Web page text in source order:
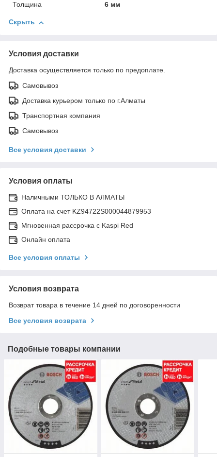
Толщина
6 мм
Скрыть
Условия доставки
Доставка осуществляется только по предоплате.
Самовывоз
Доставка курьером только по г.Алматы
Транспортная компания
Самовывоз
Все условия доставки
Условия оплаты
Наличными ТОЛЬКО В АЛМАТЫ
Оплата на счет KZ94722S000044879953
Мгновенная рассрочка с Kaspi Red
Онлайн оплата
Все условия оплаты
Условия возврата
Возврат товара в течение 14 дней по договоренности
Все условия возврата
Подобные товары компании